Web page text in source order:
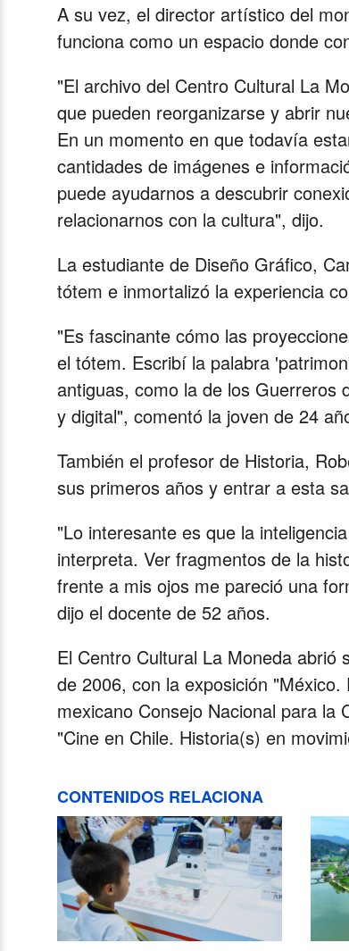
A su vez, el director artístico del
funciona como un espacio donde
"El archivo del Centro Cultural La
que pueden reorganizarse y abrir
En un momento en que todavía
cantidades de imágenes e
puede ayudarnos a descubrir
relacionarnos con la cultura", dijo.
La estudiante de Diseño Gráfico,
tótem e inmortalizó la experiencia
"Es fascinante cómo las
el tótem. Escribí la palabra
antiguas, como la de los Guerreros
y digital", comentó la joven de 24
También el profesor de Historia,
sus primeros años y entrar a esta
"Lo interesante es que la
interpreta. Ver fragmentos de la
frente a mis ojos me pareció una
dijo el docente de 52 años.
El Centro Cultural La Moneda
de 2006, con la exposición
mexicano Consejo Nacional para
"Cine en Chile. Historia(s) en
CONTENIDOS RELACIONA